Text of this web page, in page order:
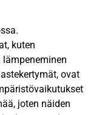
kuten
ovat
joten näiden